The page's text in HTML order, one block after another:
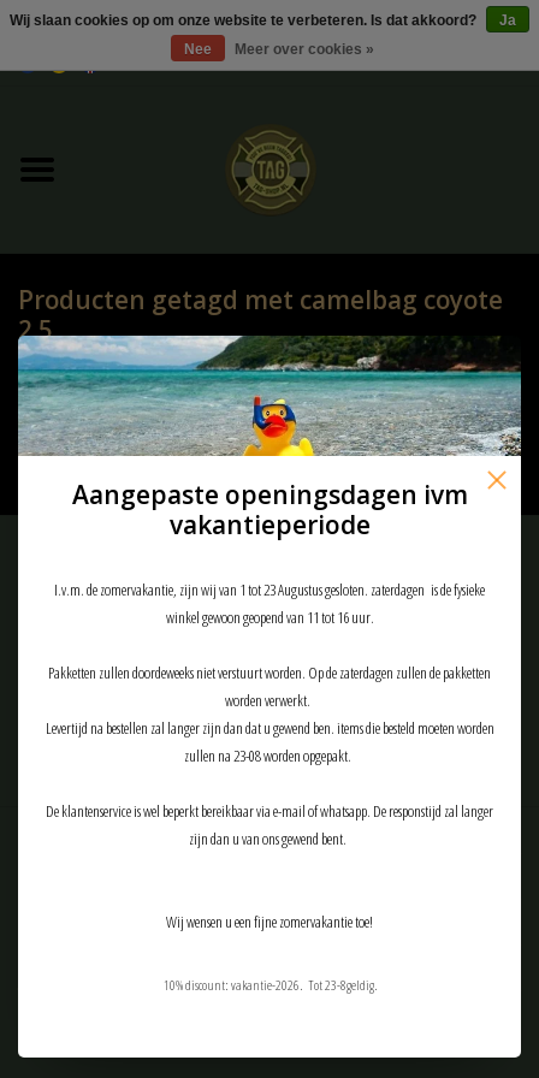
UItverkoop
Kleding
Tactical gear
Ammo
Replica Parts
Producten getagd met camelbag coyote
2.5
HOME/TAGS/CAMELBAG COYOTE 2.5
Geen producten gevonden!...
ABONNEER
Tactical Airsoft Gear (TAG-Shop)
Wij slaan cookies op om onze website te verbeteren. Is dat akkoord?
Ja
Nee
Meer over cookies »
Aangepaste openingsdagen ivm
vakantieperiode
I.v.m. de zomervakantie, zijn wij van 1 tot 23 Augustus gesloten. zaterdagen is de fysieke
winkel gewoon geopend van 11 tot 16 uur.
Pakketten zullen doordeweeks niet verstuurt worden. Op de zaterdagen zullen de pakketten
worden verwerkt.
Levertijd na bestellen zal langer zijn dan dat u gewend ben. items die besteld moeten worden
zullen na 23-08 worden opgepakt.
De klantenservice is wel beperkt bereikbaar via e-mail of whatsapp. De responstijd zal langer
zijn dan u van ons gewend bent.
Wij wensen u een fijne zomervakantie toe!
10% discount: vakantie-2026. Tot 23-8geldig.